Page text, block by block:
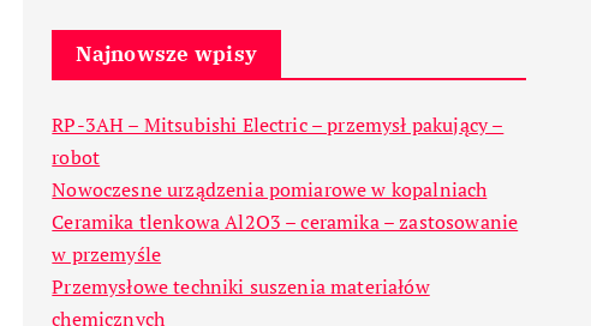
Najnowsze wpisy
RP-3AH – Mitsubishi Electric – przemysł pakujący –
robot
Nowoczesne urządzenia pomiarowe w kopalniach
Ceramika tlenkowa Al2O3 – ceramika – zastosowanie
w przemyśle
Przemysłowe techniki suszenia materiałów
chemicznych